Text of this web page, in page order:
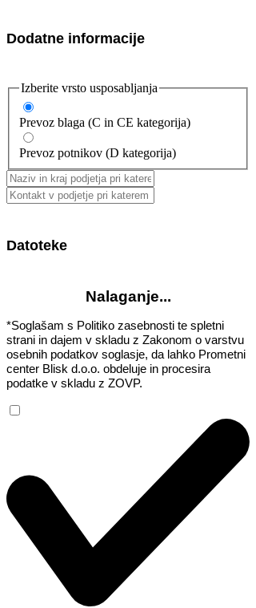
Dodatne informacije
Izberite vrsto usposabljanja
Prevoz blaga (C in CE kategorija)
Prevoz potnikov (D kategorija)
Datoteke
Nalaganje...
*Soglašam s Politiko zasebnosti te spletni
strani in dajem v skladu z Zakonom o varstvu
osebnih podatkov soglasje, da lahko Prometni
center Blisk d.o.o. obdeluje in procesira
podatke v skladu z ZOVP.